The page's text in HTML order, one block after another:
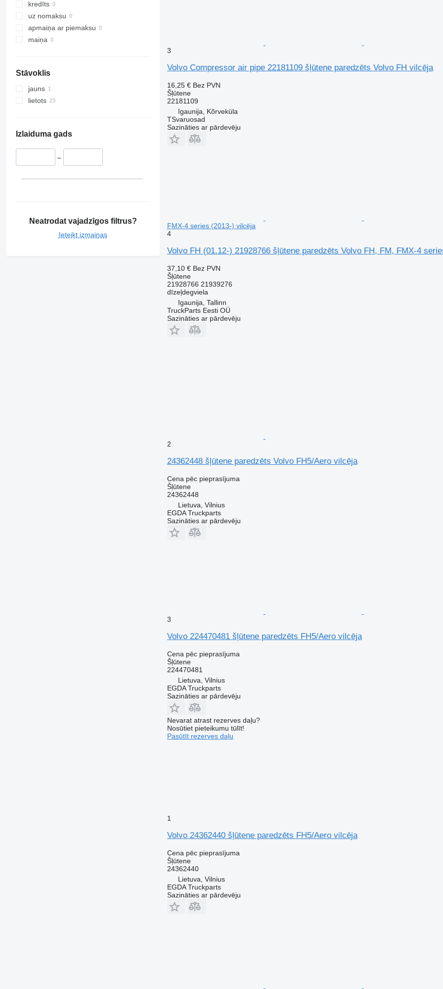
kredīts
uz nomaksu
apmaiņa ar piemaksu
maiņa
Stāvoklis
jauns
lietots
Izlaiduma gads
–
Neatrodat vajadzīgos filtrus?
Ieteikt izmaiņas
3
Volvo Compressor air pipe 22181109 šļūtene paredzēts Volvo FH vilcēja
16,25 € Bez PVN
Šļūtene
22181109
Igaunija, Kõrveküla
TSvaruosad
Sazināties ar pārdevēju
FMX-4 series (2013-) vilcēja
4
Volvo FH (01.12-) 21928766 šļūtene paredzēts Volvo FH, FM, FMX-4
37,10 € Bez PVN
Šļūtene
21928766 21939276
dīzeļdegviela
Igaunija, Tallinn
TruckParts Eesti OÜ
Sazināties ar pārdevēju
2
24362448 šļūtene paredzēts Volvo FH5/Aero vilcēja
Cena pēc pieprasījuma
Šļūtene
24362448
Lietuva, Vilnius
EGDA Truckparts
Sazināties ar pārdevēju
3
Volvo 224470481 šļūtene paredzēts FH5/Aero vilcēja
Cena pēc pieprasījuma
Šļūtene
224470481
Lietuva, Vilnius
EGDA Truckparts
Sazināties ar pārdevēju
Nevarat atrast rezerves daļu?
Nosūtiet pieteikumu tūlīt!
Pasūtīt rezerves daļu
1
Volvo 24362440 šļūtene paredzēts FH5/Aero vilcēja
Cena pēc pieprasījuma
Šļūtene
24362440
Lietuva, Vilnius
EGDA Truckparts
Sazināties ar pārdevēju